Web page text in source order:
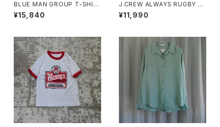
BLUE MAN GROUP T-SHIR
T
¥15,840
J.CREW ALWAYS RUGBY S
HIRT "PINK"
¥11,990